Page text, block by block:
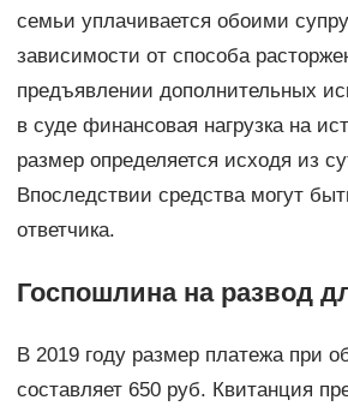
семьи уплачивается обоими
зависимости от способа
предъявлении дополнительных
в суде финансовая нагрузка на
размер определяется исходя из
Впоследствии средства могут
ответчика.
Госпошлина на развод
В 2019 году размер платежа при
составляет 650 руб. Квитанция